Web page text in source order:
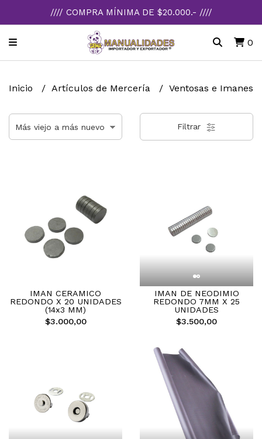
//// COMPRA MÍNIMA DE $20.000.- ////
0
Inicio Artículos de Mercería Ventosas e Imanes
Filtrar
IMAN CERAMICO
REDONDO X 20 UNIDADES
(14x3 MM)
$3.000,00
IMAN DE NEODIMIO
REDONDO 7MM X 25
UNIDADES
$3.500,00